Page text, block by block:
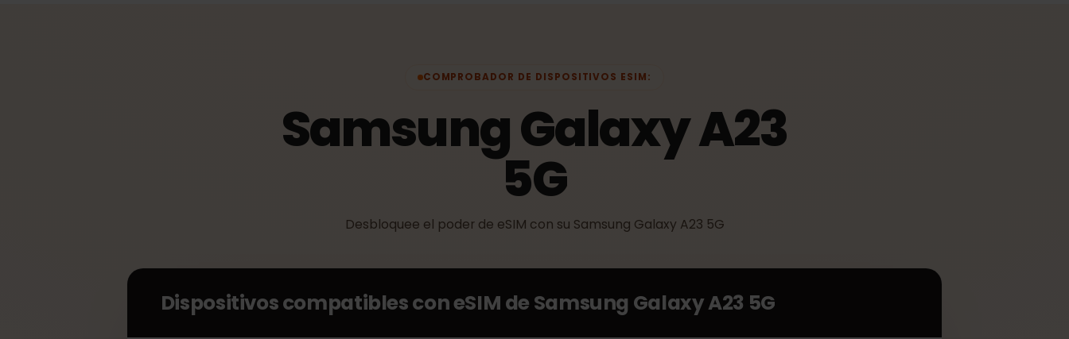
COMPROBADOR DE DISPOSITIVOS ESIM:
Samsung Galaxy A23
5G
Desbloquee el poder de eSIM con su Samsung Galaxy A23 5G